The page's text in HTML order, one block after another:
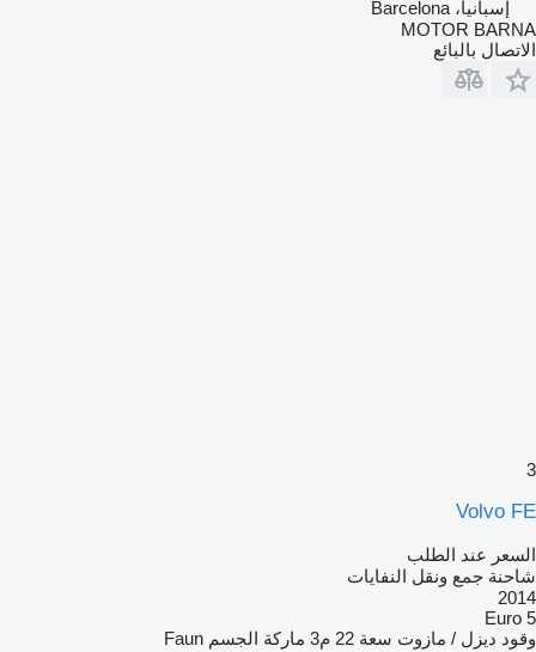
إسبانيا، Barcelona
MOTOR BARNA
الاتصال بالبائع
3
Volvo FE
السعر عند الطلب
شاحنة جمع ونقل النفايات
2014
Euro 5
وقود ديزل / مازوت سعة 22 م3 ماركة الجسم Faun